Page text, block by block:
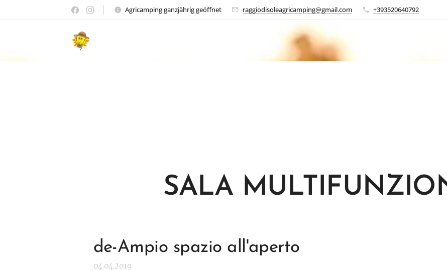
Agricamping ganzjährig geöffnet raggiodisoleagricamping@gmail.com +393520640792
STARTSEITE
SALA
de-Ampio spazio all'aperto
04.04.2019